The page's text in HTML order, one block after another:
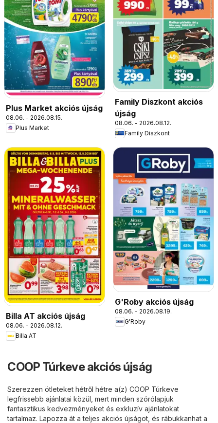
Plus Market akciós újság
08.06. - 2026.08.15.
Plus Market
Family Diszkont akciós
újság
08.06. - 2026.08.12.
Family Diszkont
Billa AT akciós újság
08.06. - 2026.08.12.
Billa AT
G'Roby akciós újság
08.06. - 2026.08.19.
G'Roby
COOP Túrkeve akciós újság
Szerezzen ötleteket hétről hétre a(z) COOP Túrkeve
legfrissebb ajánlatai közül, mert minden szórólapjuk
fantasztikus kedvezményeket és exkluzív ajánlatokat
tartalmaz. Lapozza át a teljes akciós újságot, és rábukkanhat a